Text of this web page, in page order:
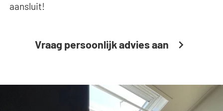
aansluit!
Vraag persoonlijk advies aan